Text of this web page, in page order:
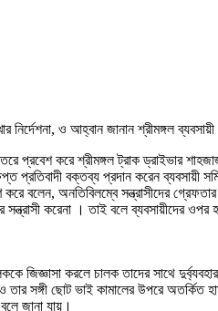
নির্দেশনা, ও আহ্বান জানান শ্রীমঙ্গল ব্যবসায়ী
প্রবেশ করে শ্রীমঙ্গল ট্রাক ড্রাইভার
প্রতিবাদী বক্তব্য প্রদান করেন
অনতিবিলম্বে সন্ত্রাসীদের
করেনা । তাই বলে ব্যবসায়ীদের ওপর
জিজ্ঞাসা করলে চালক তাদের সাথে
সঙ্গী ছোট ভাই কামালের উপরে অতর্কিত
জানা যায়।